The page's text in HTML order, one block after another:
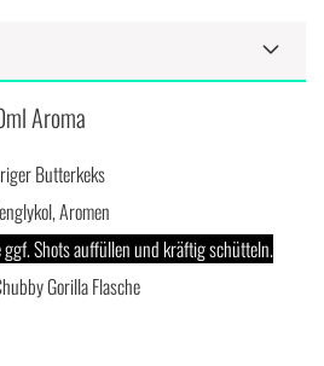
Aroma
Butterkeks
Aromen
ggf. Shots auffüllen und kräftig schütteln.
Gorilla Flasche